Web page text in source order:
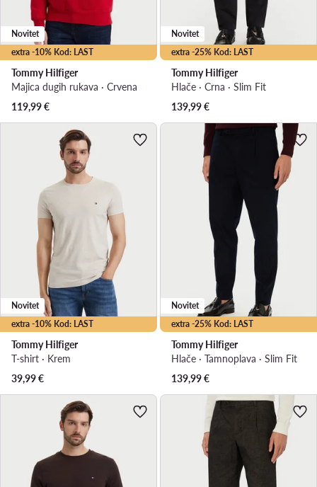
extra -10% Kod: LAST
Novitet
Tommy Hilfiger
Majica dugih rukava · Crvena
119,99€
extra -25% Kod: LAST
Novitet
Tommy Hilfiger
Hlače · Crna · Slim Fit
139,99€
extra -10% Kod: LAST
Novitet
Tommy Hilfiger
T-shirt · Krem
39,99€
extra -25% Kod: LAST
Novitet
Tommy Hilfiger
Hlače · Tamnoplava · Slim Fit
139,99€